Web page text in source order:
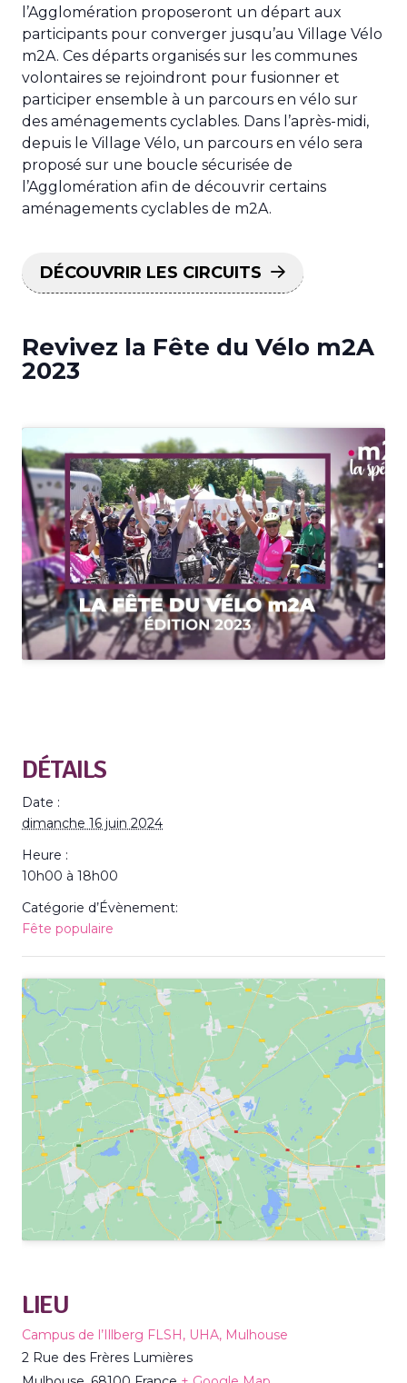
l’Agglomération proposeront un départ aux
participants pour converger jusqu’au Village Vélo
m2A. Ces départs organisés sur les communes
volontaires se rejoindront pour fusionner et
participer ensemble à un parcours en vélo sur
des aménagements cyclables. Dans l’après-midi,
depuis le Village Vélo, un parcours en vélo sera
proposé sur une boucle sécurisée de
l’Agglomération afin de découvrir certains
aménagements cyclables de m2A.
DÉCOUVRIR LES CIRCUITS
Revivez la Fête du Vélo m2A
2023
DÉTAILS
Date :
dimanche 16 juin 2024
Heure :
10h00 à 18h00
Catégorie d’Évènement:
Fête populaire
LIEU
Campus de l’Illberg FLSH, UHA, Mulhouse
2 Rue des Frères Lumières